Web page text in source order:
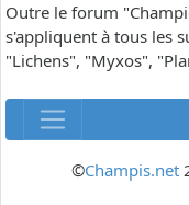
Outre le forum
s'appliquent à tous les
"Lichens", "Myxos",
©Champis.net